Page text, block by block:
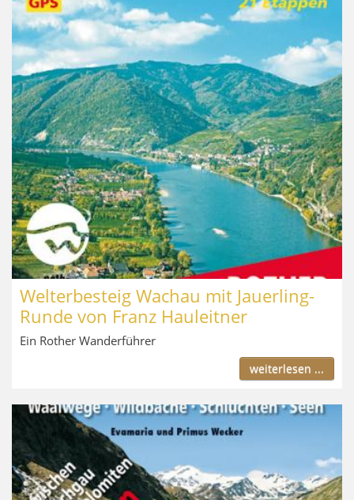
Welterbesteig Wachau mit Jauerling-
Runde von Franz Hauleitner
Ein Rother Wanderführer
weiterlesen ...